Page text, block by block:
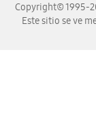
Copyright© 1995-
Este sitio se ve